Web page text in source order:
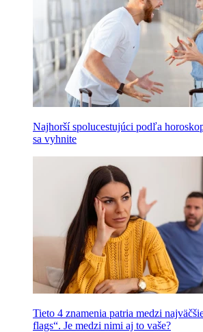
Najhorší spolucestujúci podľa
sa vyhnite
Tieto 4 znamenia patria medzi
flags“. Je medzi nimi aj to vaše?